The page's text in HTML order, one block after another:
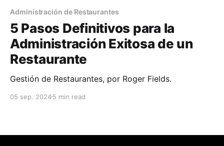
Administración de Restaurantes
5 Pasos Definitivos para la
Administración Exitosa de un
Restaurante
Gestión de Restaurantes, por Roger Fields.
05 sep. 20245 min read